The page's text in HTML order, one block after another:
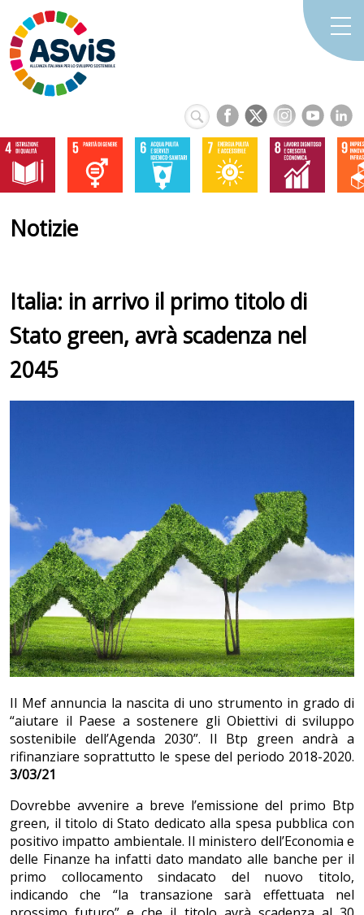
Notizie
Italia: in arrivo il primo titolo di
Stato green, avrà scadenza nel
2045
Il Mef annuncia la nascita di uno strumento in grado di
“aiutare il Paese a sostenere gli Obiettivi di sviluppo
sostenibile dell’Agenda 2030”. Il Btp green andrà a
rifinanziare soprattutto le spese del periodo 2018-2020.
3/03/21
Dovrebbe avvenire a breve l’emissione del primo Btp
green, il titolo di Stato dedicato alla spesa pubblica con
positivo impatto ambientale. Il ministero dell’Economia e
delle Finanze ha infatti dato mandato alle banche per il
primo collocamento sindacato del nuovo titolo,
indicando che “la transazione sarà effettuata nel